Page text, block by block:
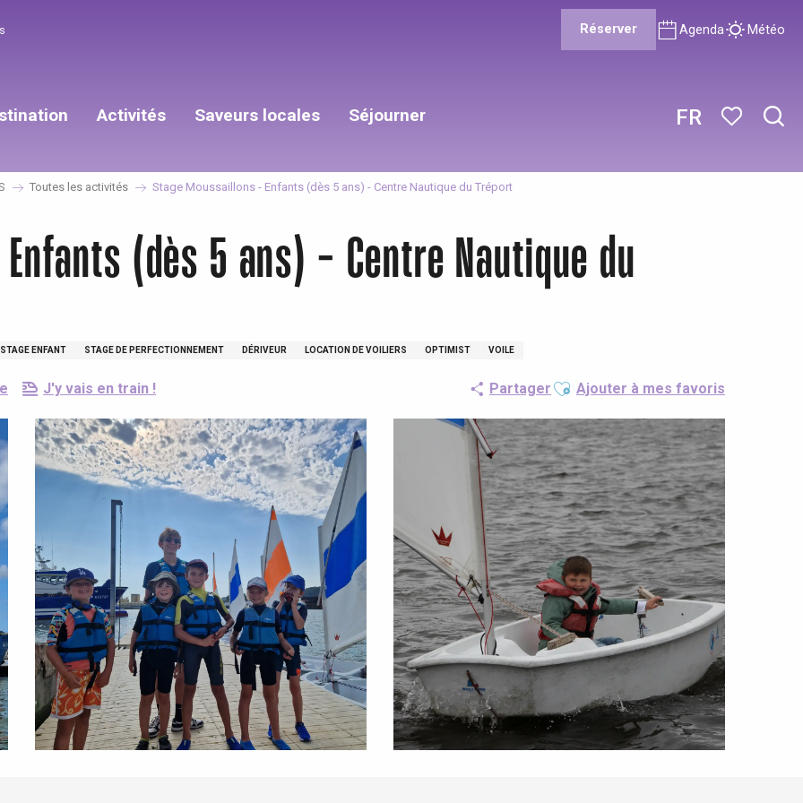
FR
Réserver Agenda Météo
Activités Saveurs locales Séjourner
Toutes les activités Stage Moussaillons - Enfants (dès 5 ans) - Centre Nautique du Tréport
(dès 5 ans) - Centre Nautique du
STAGE ENFANT STAGE DE PERFECTIONNEMENT DÉRIVEUR LOCATION DE VOILIERS OPTIMIST VOILE
J'y vais en train ! Partager Ajouter aux favoris
Ajouter à mes favoris